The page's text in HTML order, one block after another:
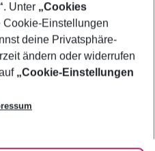
. Unter „Cookies
Cookie-Einstellungen
deine Privatsphäre-
ändern oder widerrufen
„Cookie-Einstellungen